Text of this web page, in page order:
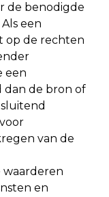
de benodigde
een
op de rechten
een
dan de bron of
van de
waarderen
en